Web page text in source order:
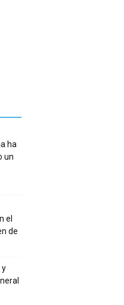
ha
un
el
de
y